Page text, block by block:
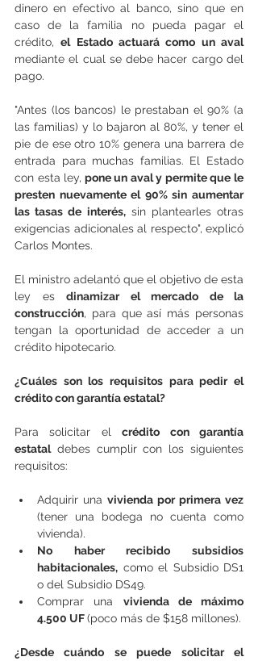
dinero en efectivo al banco, sino que en
caso de la familia no pueda pagar el
crédito, el Estado actuará como un aval
mediante el cual se debe hacer cargo del
pago.
"Antes (los bancos) le prestaban el 90% (a
las familias) y lo bajaron al 80%, y tener el
pie de ese otro 10% genera una barrera de
entrada para muchas familias. El Estado
con esta ley, pone un aval y permite que le
presten nuevamente el 90% sin aumentar
las tasas de interés, sin plantearles otras
exigencias adicionales al respecto", explicó
Carlos Montes.
El ministro adelantó que el objetivo de esta
ley es dinamizar el mercado de la
construcción, para que así más personas
tengan la oportunidad de acceder a un
crédito hipotecario.
¿Cuáles son los requisitos para pedir el
crédito con garantía estatal?
Para solicitar el crédito con garantía
estatal debes cumplir con los siguientes
requisitos:
Adquirir una vivienda por primera vez
(tener una bodega no cuenta como
vivienda).
No haber recibido subsidios
habitacionales, como el Subsidio DS1
o del Subsidio DS49.
Comprar una vivienda de máximo
4.500 UF (poco más de $158 millones).
¿Desde cuándo se puede solicitar el